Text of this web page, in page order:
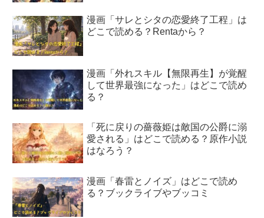
漫画「サレとシタの恋愛終了工程」は
どこで読める？Rentaから？
漫画「外れスキル【無限再生】が覚醒
して世界最強になった」はどこで読め
る？
「死に戻りの薔薇姫は敵国の公爵に溺
愛される」はどこで読める？原作小説
はなろう？
漫画「春雷とノイズ」はどこで読め
る？ブックライブやブッコミ